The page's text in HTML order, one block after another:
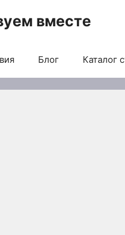
вместе
Блог Каталог